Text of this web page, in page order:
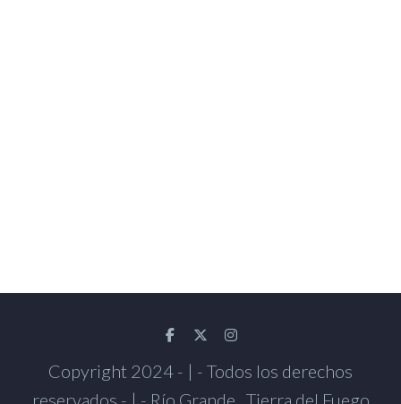
Copyright 2024 - | - Todos los derechos
reservados - | - Río Grande , Tierra del Fuego